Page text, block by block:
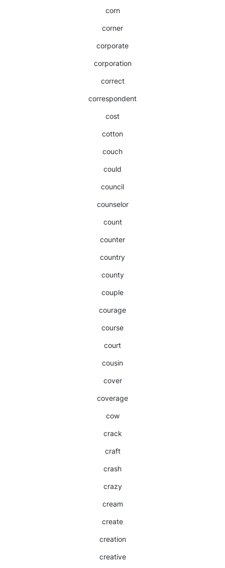
corn
corner
corporate
corporation
correct
correspondent
cost
cotton
couch
could
council
counselor
count
counter
country
county
couple
courage
course
court
cousin
cover
coverage
cow
crack
craft
crash
crazy
cream
create
creation
creative